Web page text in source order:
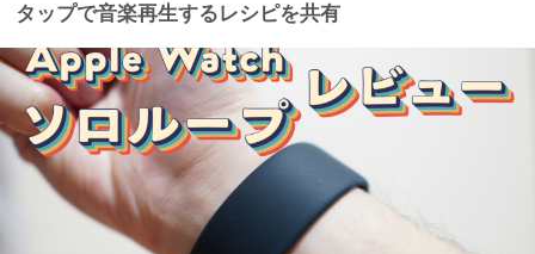
タップで音楽再生するレシピを共有